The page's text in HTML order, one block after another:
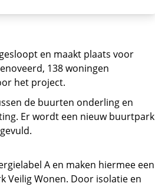
en maakt plaats voor
138 woningen
het project.
de buurten onderling en
Er wordt een nieuw buurtpark
A en maken hiermee een
Veilig Wonen. Door isolatie en